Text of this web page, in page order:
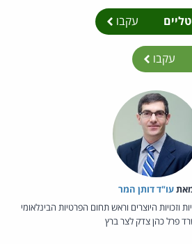
עקבו
עקבו
עו"ד דותן המר
וזכויות היוצרים וראש תחום הפרטיות הבינלאומי
פרל כהן צדק לצר ברץ